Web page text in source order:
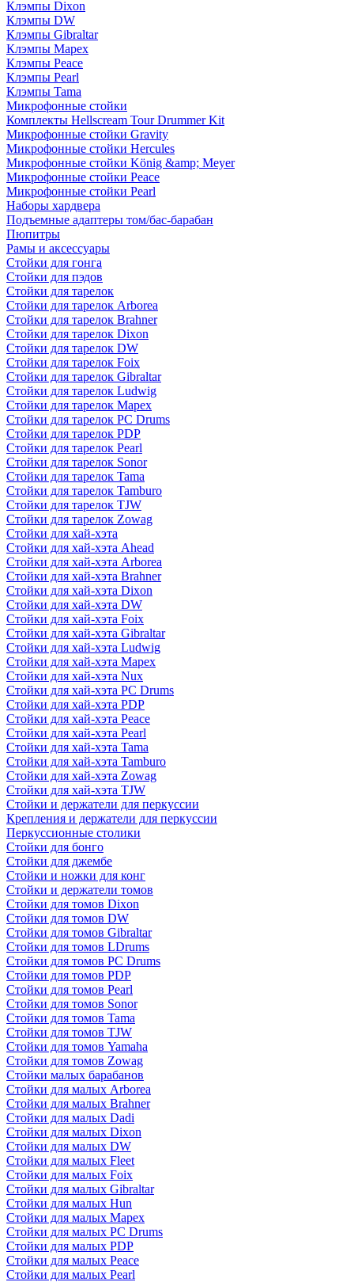
Клэмпы Dixon
Клэмпы DW
Клэмпы Gibraltar
Клэмпы Mapex
Клэмпы Peace
Клэмпы Pearl
Клэмпы Tama
Микрофонные стойки
Комплекты Hellscream Tour Drummer Kit
Микрофонные стойки Gravity
Микрофонные стойки Hercules
Микрофонные стойки König &amp; Meyer
Микрофонные стойки Peace
Микрофонные стойки Pearl
Наборы хардвера
Подъемные адаптеры том/бас-барабан
Пюпитры
Рамы и аксессуары
Стойки для гонга
Стойки для пэдов
Стойки для тарелок
Стойки для тарелок Arborea
Стойки для тарелок Brahner
Стойки для тарелок Dixon
Стойки для тарелок DW
Стойки для тарелок Foix
Стойки для тарелок Gibraltar
Стойки для тарелок Ludwig
Стойки для тарелок Mapex
Стойки для тарелок PC Drums
Стойки для тарелок PDP
Стойки для тарелок Pearl
Стойки для тарелок Sonor
Стойки для тарелок Tama
Стойки для тарелок Tamburo
Стойки для тарелок TJW
Стойки для тарелок Zowag
Стойки для хай-хэта
Стойки для хай-хэта Ahead
Стойки для хай-хэта Arborea
Стойки для хай-хэта Brahner
Стойки для хай-хэта Dixon
Стойки для хай-хэта DW
Стойки для хай-хэта Foix
Стойки для хай-хэта Gibraltar
Стойки для хай-хэта Ludwig
Стойки для хай-хэта Mapex
Стойки для хай-хэта Nux
Стойки для хай-хэта PC Drums
Стойки для хай-хэта PDP
Стойки для хай-хэта Peace
Стойки для хай-хэта Pearl
Стойки для хай-хэта Tama
Стойки для хай-хэта Tamburo
Стойки для хай-хэта Zowag
Стойки для хай-хэта TJW
Стойки и держатели для перкуссии
Крепления и держатели для перкуссии
Перкуссионные столики
Стойки для бонго
Стойки для джембе
Стойки и ножки для конг
Стойки и держатели томов
Стойки для томов Dixon
Стойки для томов DW
Стойки для томов Gibraltar
Стойки для томов LDrums
Стойки для томов PC Drums
Стойки для томов PDP
Стойки для томов Pearl
Стойки для томов Sonor
Стойки для томов Tama
Стойки для томов TJW
Стойки для томов Yamaha
Стойки для томов Zowag
Стойки малых барабанов
Стойки для малых Arborea
Стойки для малых Brahner
Стойки для малых Dadi
Стойки для малых Dixon
Стойки для малых DW
Стойки для малых Fleet
Стойки для малых Foix
Стойки для малых Gibraltar
Стойки для малых Hun
Стойки для малых Mapex
Стойки для малых PC Drums
Стойки для малых PDP
Стойки для малых Peace
Стойки для малых Pearl